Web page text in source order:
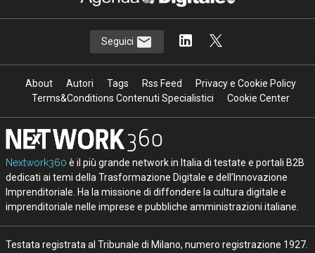
Seguici
About Autori Tags Rss Feed
Privacy e Cookie Policy
Terms&Conditions Contenuti Specialistici
Cookie Center
Nextwork360 è il più grande network in Italia di testate e portali B2B
dedicati ai temi della Trasformazione Digitale e dell’Innovazione
Imprenditoriale. Ha la missione di diffondere la cultura digitale e
imprenditoriale nelle imprese e pubbliche amministrazioni italiane.
Testata registrata al Tribunale di Milano, numero registrazione 1927.